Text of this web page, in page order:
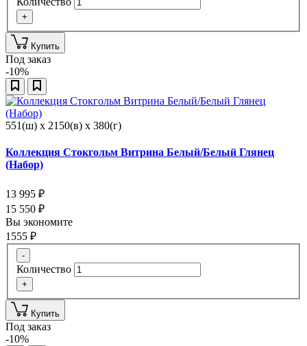
+
Купить
Под заказ
-10%
551(ш) x 2150(в) x 380(г)
Коллекция Стокгольм Витрина Белый/Белый Глянец
(Набор)
13 995 ₽
15 550 ₽
Вы экономите
1555 ₽
-
Количество
+
Купить
Под заказ
-10%